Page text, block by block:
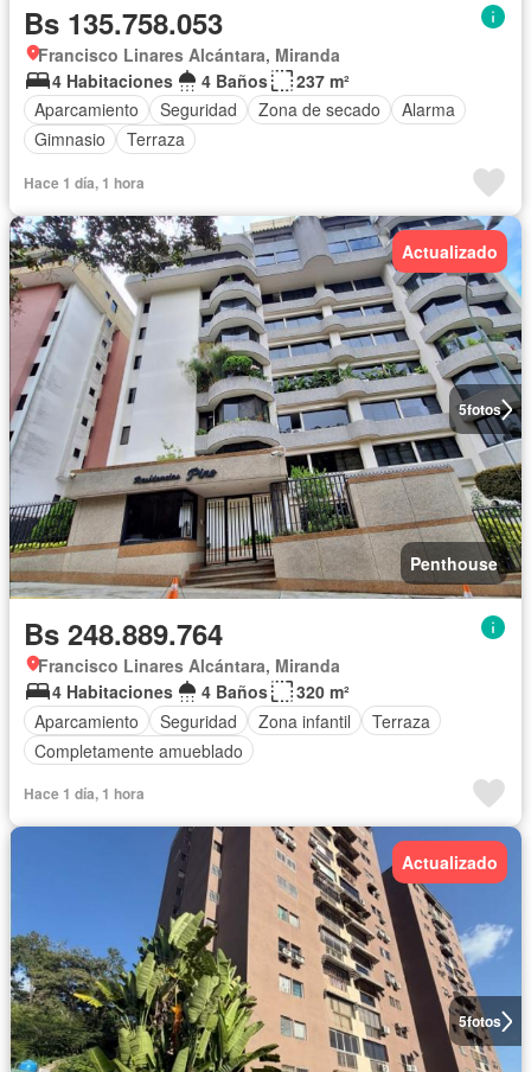
Bs 135.758.053
Francisco Linares Alcántara, Miranda
4 Habitaciones
4 Baños
237 m²
Aparcamiento
Seguridad Zona de secado
Alarma
Gimnasio
Terraza
Hace 1 día, 1 hora
5fotos
Actualizado
Penthouse
Bs 248.889.764
Francisco Linares Alcántara, Miranda
4 Habitaciones
4 Baños
320 m²
Aparcamiento
Seguridad Zona infantil
Terraza
Completamente amueblado
Hace 1 día, 1 hora
5fotos
Actualizado